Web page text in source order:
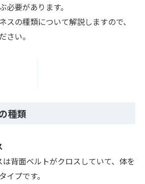
必要があります。
スの種類について解説しますので、
さい。
種類
背面ベルトがクロスしていて、体を
イプです。